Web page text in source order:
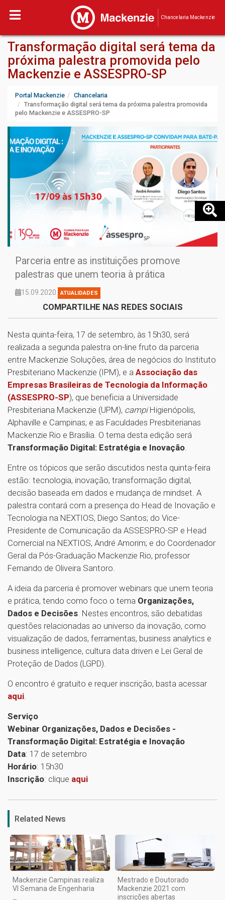
Chancelaria Mackenzie
Transformação digital será tema da
próxima palestra promovida pelo
Mackenzie e ASSESPRO-SP
Portal Mackenzie
Chancelaria
Transformação digital será tema da próxima palestra promovida
pelo Mackenzie e ASSESPRO-SP
Parceria entre as instituições promove
palestras que unem teoria à prática
15.09.2020 ATUALIDADES
COMPARTILHE NAS REDES SOCIAIS
Nesta quinta-feira, 17 de setembro, às 15h30, será
realizada a segunda palestra on-line fruto da parceria
entre Mackenzie Soluções, área de negócios do Instituto
Presbiteriano Mackenzie (IPM), e a Associação das
Empresas Brasileiras de Tecnologia da Informação
(ASSESPRO-SP), que beneficia a Universidade
Presbiteriana Mackenzie (UPM), campiHigienópolis,
Alphaville e Campinas; e as Faculdades Presbiterianas
Mackenzie Rio e Brasília. O tema desta edição será
Transformação Digital: Estratégia e Inovação
Entre os tópicos que serão discutidos nesta quinta-feira
estão: tecnologia, inovação, transformação digital,
decisão baseada em dados e mudança de mindset. A
palestra contará com a presença do Head de Inovação e
Tecnologia na NEXTIOS, Diego Santos; do Vice-
Presidente de Comunicação da ASSESPRO-SP e Head
Comercial na NEXTIOS, André Amorim; e do Coordenador
Geral da Pós-Graduação Mackenzie Rio, professor
Fernando de Oliveira Santoro.
A ideia da parceria é promover webinars que unem teoria
e prática, tendo como foco o tema Organizações,
Dados e Decisões . Nestes encontros, são debatidas
questões relacionadas ao universo da inovação, como
visualização de dados, ferramentas, business analytics e
business intelligence, cultura data driven e Lei Geral de
Proteção de Dados (LGPD).
O encontro é gratuito e requer inscrição, basta acessar
aqui
Serviço
Webinar Organizações, Dados e Decisões -
Transformação Digital: Estratégia e Inovação
Data: 17 de setembro
Horário: 15h30
Inscrição: clique aqui
Related News
Mackenzie Campinas realiza
VI Semana de Engenharia
Mestrado e Doutorado
Mackenzie 2021 com
inscrições abertas